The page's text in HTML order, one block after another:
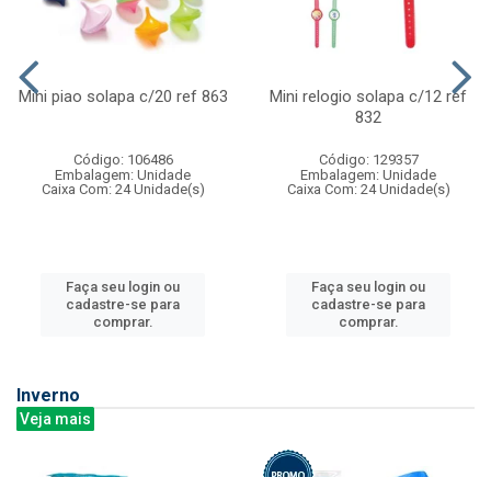
Mini piao solapa c/20 ref 863
Código: 106486
Embalagem: Unidade
Caixa Com: 24 Unidade(s)
Faça seu login ou
cadastre-se para
comprar.
Mini relogio solapa c/12 ref
832
Código: 129357
Embalagem: Unidade
Caixa Com: 24 Unidade(s)
Faça seu login ou
cadastre-se para
comprar.
Inverno
Veja mais